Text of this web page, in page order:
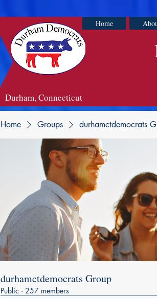
Home
Durham, Connecticut
Home Groups durhamctdemocrats
durhamctdemocrats Group
Public · 257 members